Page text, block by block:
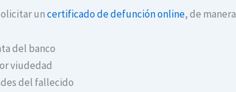
uncertificado de defunción online, de
del banco
viudedad
del fallecido